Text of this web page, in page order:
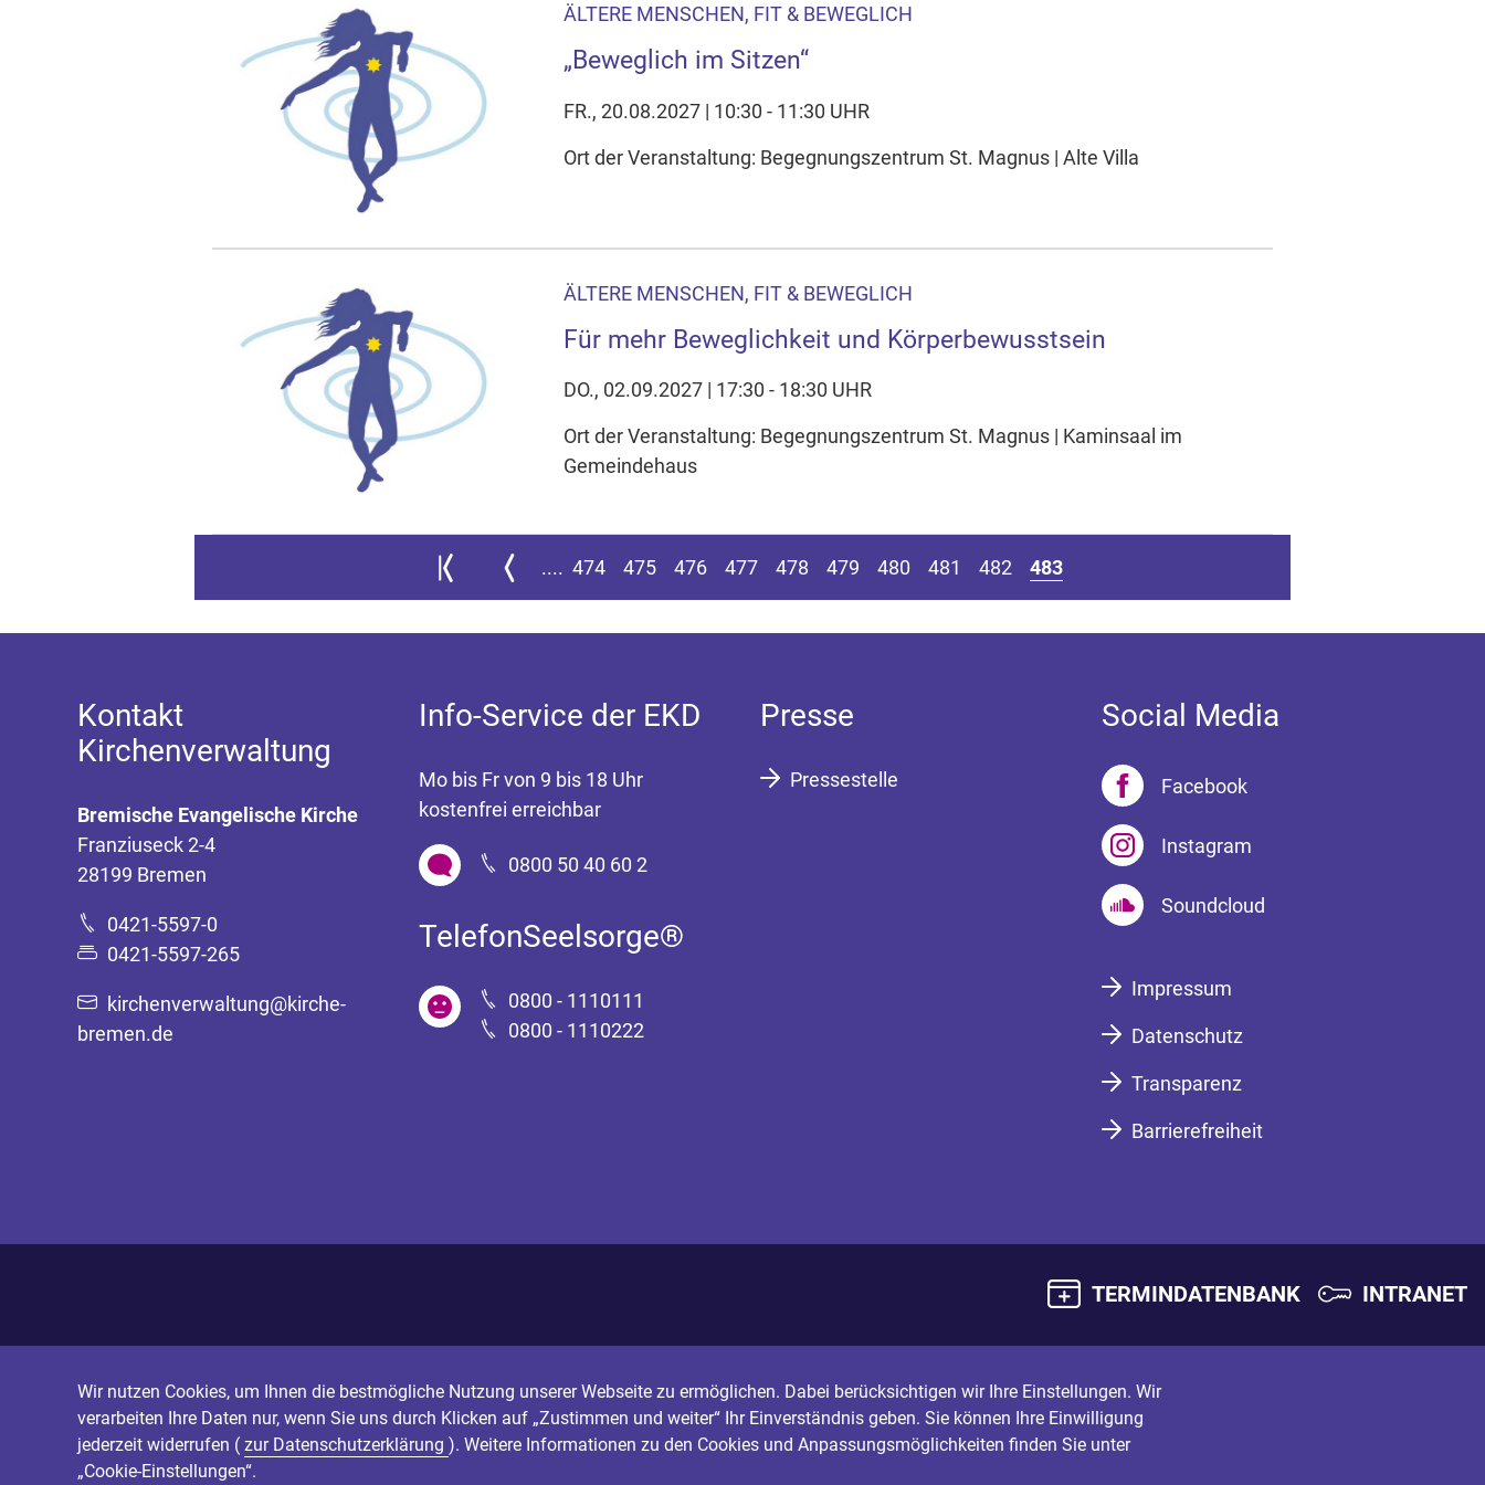
ÄLTERE MENSCHEN, FIT & BEWEGLICH
„Beweglich im Sitzen“
FR., 20.08.2027 | 10:30 - 11:30 UHR
Ort der Veranstaltung: Begegnungszentrum St. Magnus | Alte Villa
ÄLTERE MENSCHEN, FIT & BEWEGLICH
Für mehr Beweglichkeit und Körperbewusstsein
DO., 02.09.2027 | 17:30 - 18:30 UHR
Ort der Veranstaltung: Begegnungszentrum St. Magnus | Kaminsaal im
Gemeindehaus
Zur ersten Seite springen
Zur vorherigen Seite
.... 474 475 476 477 478 479 480 481 482 483
Kontakt
Kirchenverwaltung
Bremische Evangelische Kirche
Franziuseck 2-4
28199 Bremen
0421-5597-0
0421-5597-265
kirchenverwaltung@kirche-
bremen.de
Info-Service der EKD
Mo bis Fr von 9 bis 18 Uhr
kostenfrei erreichbar
0800 50 40 60 2
TelefonSeelsorge®
0800 - 1110111
0800 - 1110222
Presse
Pressestelle
Social Media
Facebook
Instagram
Soundcloud
Impressum
Datenschutz
Transparenz
Barrierefreiheit
TERMINDATENBANK INTRANET
Wir nutzen Cookies, um Ihnen die bestmögliche Nutzung unserer Webseite zu ermöglichen. Dabei berücksichtigen wir Ihre Einstellungen. Wir
verarbeiten Ihre Daten nur, wenn Sie uns durch Klicken auf „Zustimmen und weiter“ Ihr Einverständnis geben. Sie können Ihre Einwilligung
jederzeit widerrufen ( zur Datenschutzerklärung ). Weitere Informationen zu den Cookies und Anpassungsmöglichkeiten finden Sie unter
„Cookie-Einstellungen“.